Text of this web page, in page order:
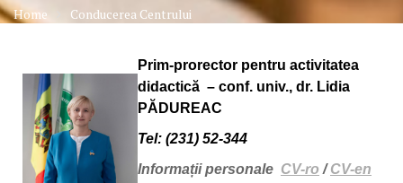
Home Conducerea Centrului
Prim-prorector pentru activitatea
didactică – conf. univ., dr. Lidia
PĂDUREAC
Tel: (231) 52-344
Informații personale CV-ro /CV-en